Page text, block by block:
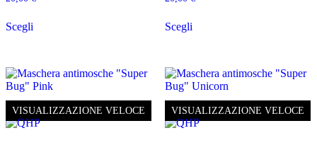
Scegliprodotto
Le
opzioni
possono
essere
scelte
Scegliprodotto
Le
opzioni
possono
essere
scelte
VISUALIZZAZIONE VELOCE VISUALIZZAZIONE VELOCE